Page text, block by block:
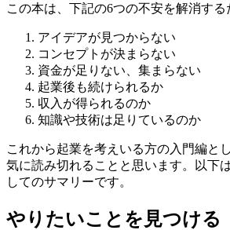
この本は、下記の6つの不安を解消する
アイデアが見つからない
コンセプトが決まらない
資金が足りない、集まらない
起業後も続けられるか
収入が得られるのか
知識や技術は足りているのか
これから起業を考えいる方の入門編と
気に読み切れることと思います。以下
してのサマリーです。
やりたいことを見つける